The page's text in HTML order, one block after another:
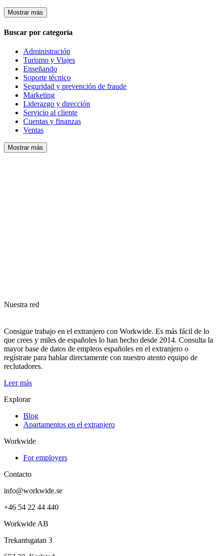
Mostrar más
Buscar por categoría
Administración
Turismo y Viajes
Enseñando
Soporte técnico
Seguridad y prevención de fraude
Marketing
Liderazgo y dirección
Servicio al cliente
Cuentas y finanzas
Ventas
Mostrar más
Nuestra red
Consigue trabajo en el extranjero con Workwide. Es más fácil de lo
que crees y miles de españoles lo han hecho desde 2014. Consulta la
mayor base de datos de empleos españoles en el extranjero o
regístrate para hablar directamente con nuestro atento equipo de
reclutadores.
Leer más
Explorar
Blog
Apartamentos en el extranjero
Workwide
For employers
Contacto
info@workwide.se
+46 54 22 44 440
Workwide AB
Trekantsgatan 3